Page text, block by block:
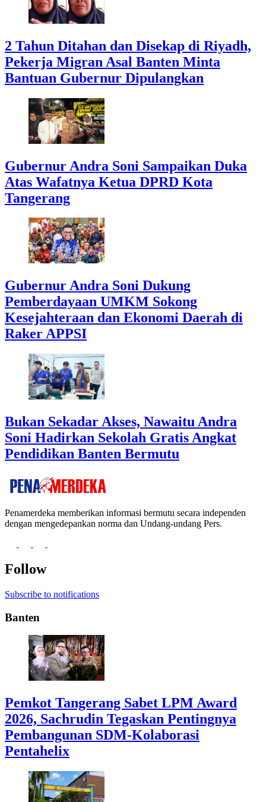
2 Tahun Ditahan dan Disekap di Riyadh,
Pekerja Migran Asal Banten Minta
Bantuan Gubernur Dipulangkan
Gubernur Andra Soni Sampaikan Duka
Atas Wafatnya Ketua DPRD Kota
Tangerang
Gubernur Andra Soni Dukung
Pemberdayaan UMKM Sokong
Kesejahteraan dan Ekonomi Daerah di
Raker APPSI
Bukan Sekadar Akses, Nawaitu Andra
Soni Hadirkan Sekolah Gratis Angkat
Pendidikan Banten Bermutu
Penamerdeka memberikan informasi bermutu secara independen
dengan mengedepankan norma dan Undang-undang Pers.
Follow
Subscribe to notifications
Banten
Pemkot Tangerang Sabet LPM Award
2026, Sachrudin Tegaskan Pentingnya
Pembangunan SDM-Kolaborasi
Pentahelix